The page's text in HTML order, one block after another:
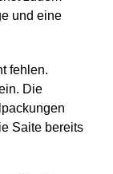
und eine
fehlen.
Die
Saite bereits